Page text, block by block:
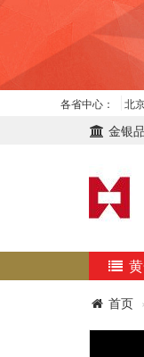
各省中心： 北
金银
首页